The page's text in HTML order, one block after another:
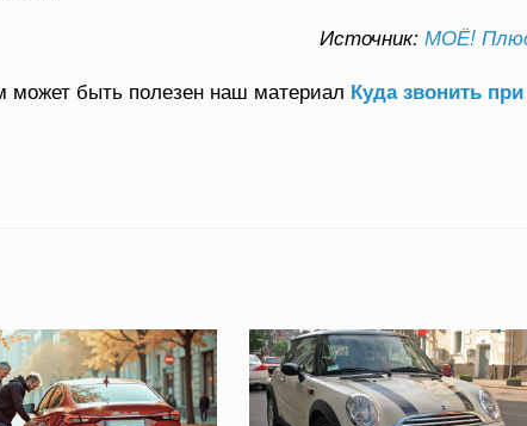
Источник: МОЁ!
быть полезен наш материал Куда звонить при